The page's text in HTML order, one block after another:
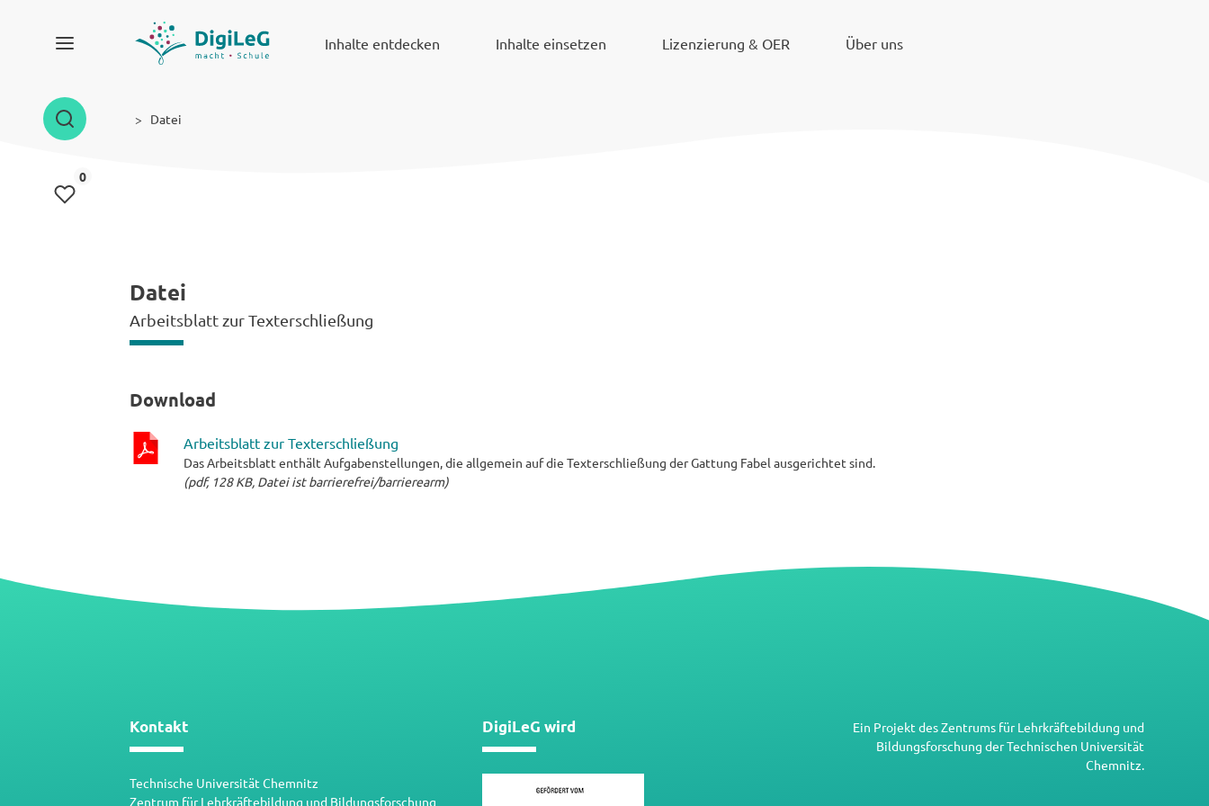
Inhalte entdecken Inhalte einsetzen Lizenzierung & OER Über uns
0Inhalte gemerkt
Datei
Datei
Arbeitsblatt zur Texterschließung
Download
Arbeitsblatt zur Texterschließung
Das Arbeitsblatt enthält Aufgabenstellungen, die allgemein auf die Texterschließung der Gattung Fabel ausgerichtet sind.
(pdf, 128 KB, Datei ist barrierefrei/barrierearm)
Kontakt
Technische Universität Chemnitz
Zentrum für Lehrkräftebildung und Bildungsforschung
DigiLeG wird Ein Projekt desZentrums für Lehrkräftebildung und
Bildungsforschung derTechnischen Universität
Chemnitz.